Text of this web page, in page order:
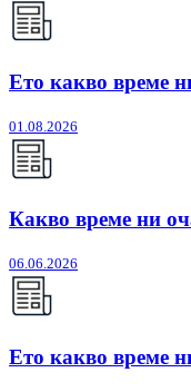
Ето какво време
01.08.2026
Какво време ни
06.06.2026
Ето какво време